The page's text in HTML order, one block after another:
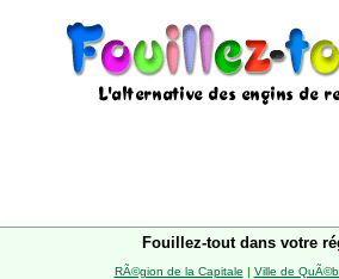
Fouillez-tout dans votre
RÃ©gion de la Capitale | Ville de